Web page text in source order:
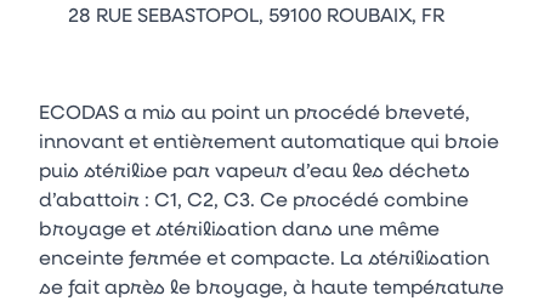
28 RUE SEBASTOPOL, 59100 ROUBAIX, FR
ECODAS a mis au point un procédé breveté,
innovant et entièrement automatique qui broie
puis stérilise par vapeur d’eau les déchets
d’abattoir : C1, C2, C3. Ce procédé combine
broyage et stérilisation dans une même
enceinte fermée et compacte. La stérilisation
se fait après le broyage, à haute température